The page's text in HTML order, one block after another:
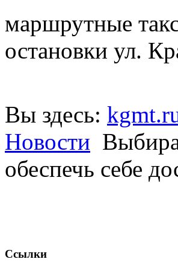
маршрутные
остановки ул.
Вы здесь:
Новости
обеспечь себе
Ссылки